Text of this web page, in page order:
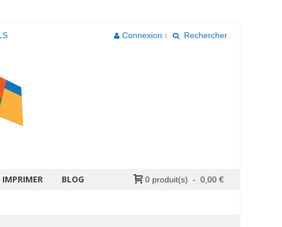
Connexion Rechercher
BLOG 0 produit(s) - 0,00 €